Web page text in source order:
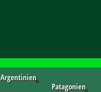
Argentinien
Patagonien